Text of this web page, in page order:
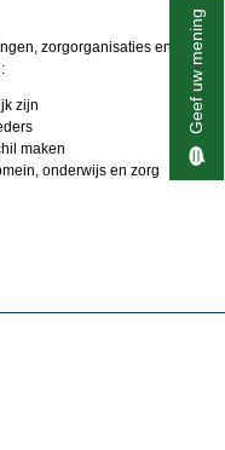
zorgorganisaties en
zijn
maken
onderwijs en zorg
Geef uw mening